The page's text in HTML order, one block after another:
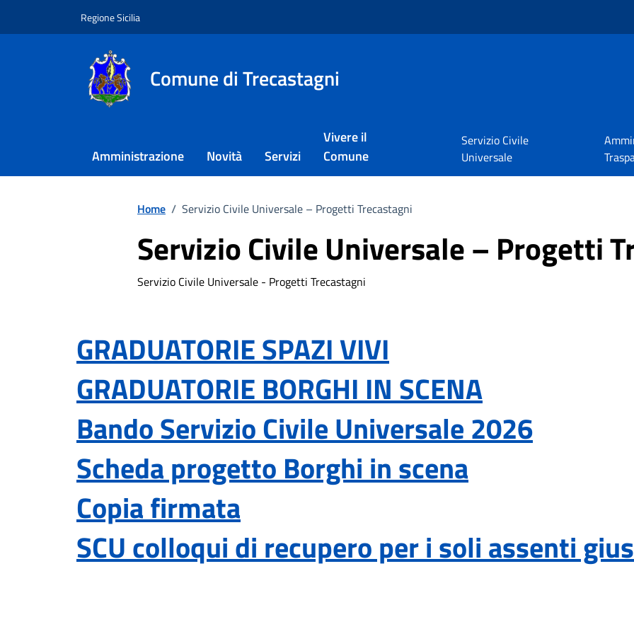
Regione Sicilia
Comune di Trecastagni
Amministrazione Novità Servizi
Vivere il
Comune
Servizio Civile
Universale
Home / Servizio Civile Universale – Progetti Trecastagni
Servizio Civile Universale – Progetti
Servizio Civile Universale - Progetti Trecastagni
GRADUATORIE SPAZI VIVI
GRADUATORIE BORGHI IN SCENA
Bando Servizio Civile Universale 2026
Scheda progetto Borghi in scena
Copia firmata
SCU colloqui di recupero per i soli assenti